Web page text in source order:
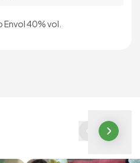
Envol 40% vol.